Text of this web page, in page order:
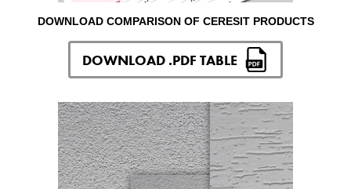
DOWNLOAD COMPARISON OF CERESIT PRODUCTS
DOWNLOAD .PDF TABLE